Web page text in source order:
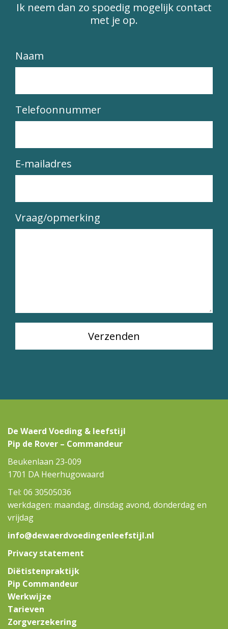
Ik neem dan zo spoedig mogelijk contact
met je op.
Naam
Telefoonnummer
E-mailadres
Vraag/opmerking
De Waerd Voeding & leefstijl
Pip de Rover – Commandeur
Beukenlaan 23-009
1701 DA Heerhugowaard
Tel: 06 30505036
werkdagen: maandag, dinsdag avond, donderdag en
vrijdag
info@dewaerdvoedingenleefstijl.nl
Privacy statement
Diëtistenpraktijk
Pip Commandeur
Werkwijze
Tarieven
Zorgverzekering